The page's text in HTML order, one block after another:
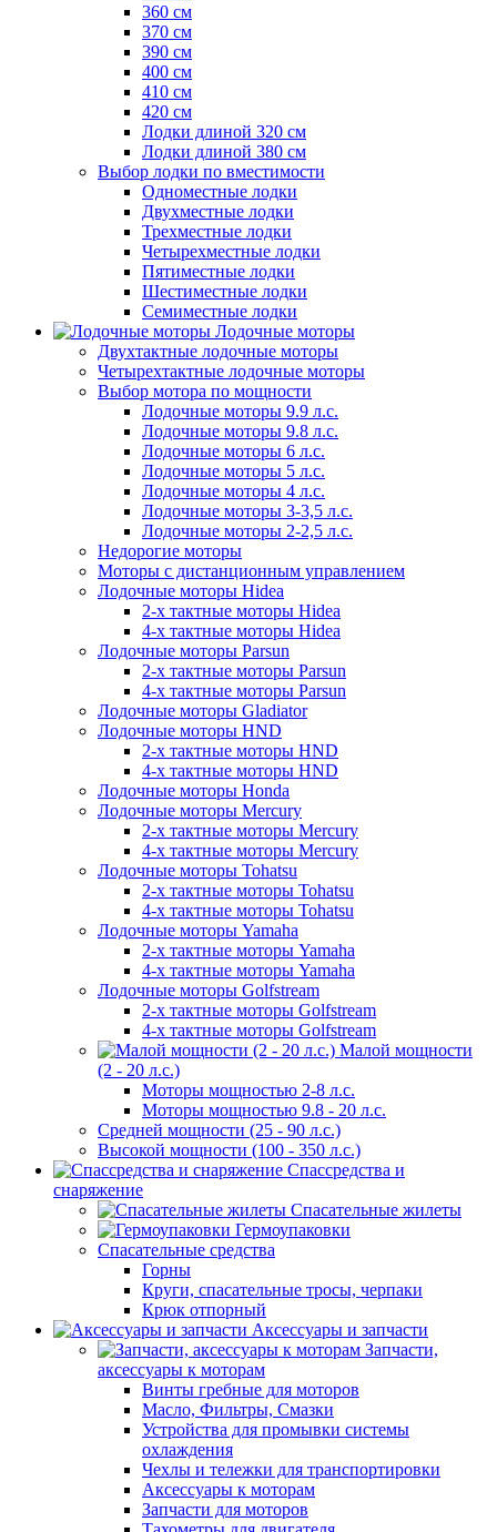
360 см
370 см
390 см
400 см
410 см
420 см
Лодки длиной 320 см
Лодки длиной 380 см
Выбор лодки по вместимости
Одноместные лодки
Двухместные лодки
Трехместные лодки
Четырехместные лодки
Пятиместные лодки
Шестиместные лодки
Семиместные лодки
Лодочные моторы
Двухтактные лодочные моторы
Четырехтактные лодочные моторы
Выбор мотора по мощности
Лодочные моторы 9.9 л.с.
Лодочные моторы 9.8 л.с.
Лодочные моторы 6 л.с.
Лодочные моторы 5 л.с.
Лодочные моторы 4 л.с.
Лодочные моторы 3-3,5 л.с.
Лодочные моторы 2-2,5 л.с.
Недорогие моторы
Моторы с дистанционным управлением
Лодочные моторы Hidea
2-х тактные моторы Hidea
4-х тактные моторы Hidea
Лодочные моторы Parsun
2-х тактные моторы Parsun
4-х тактные моторы Parsun
Лодочные моторы Gladiator
Лодочные моторы HND
2-х тактные моторы HND
4-х тактные моторы HND
Лодочные моторы Honda
Лодочные моторы Mercury
2-х тактные моторы Mercury
4-х тактные моторы Mercury
Лодочные моторы Tohatsu
2-х тактные моторы Tohatsu
4-х тактные моторы Tohatsu
Лодочные моторы Yamaha
2-х тактные моторы Yamaha
4-х тактные моторы Yamaha
Лодочные моторы Golfstream
2-х тактные моторы Golfstream
4-х тактные моторы Golfstream
Малой мощности
(2 - 20 л.с.)
Моторы мощностью 2-8 л.с.
Моторы мощностью 9.8 - 20 л.с.
Средней мощности (25 - 90 л.с.)
Высокой мощности (100 - 350 л.с.)
Спассредства и
снаряжение
Спасательные жилеты
Гермоупаковки
Спасательные средства
Горны
Круги, спасательные тросы, черпаки
Крюк отпорный
Аксессуары и запчасти
Запчасти,
аксессуары к моторам
Винты гребные для моторов
Масло, Фильтры, Смазки
Устройства для промывки системы
охлаждения
Чехлы и тележки для транспортировки
Аксессуары к моторам
Запчасти для моторов